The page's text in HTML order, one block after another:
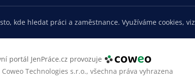
kde hledat práci a zaměstnance. Využíváme cookies, viz
portál JenPráce.cz provozuje
Technologies s.r.o., všechna práva vyhrazena